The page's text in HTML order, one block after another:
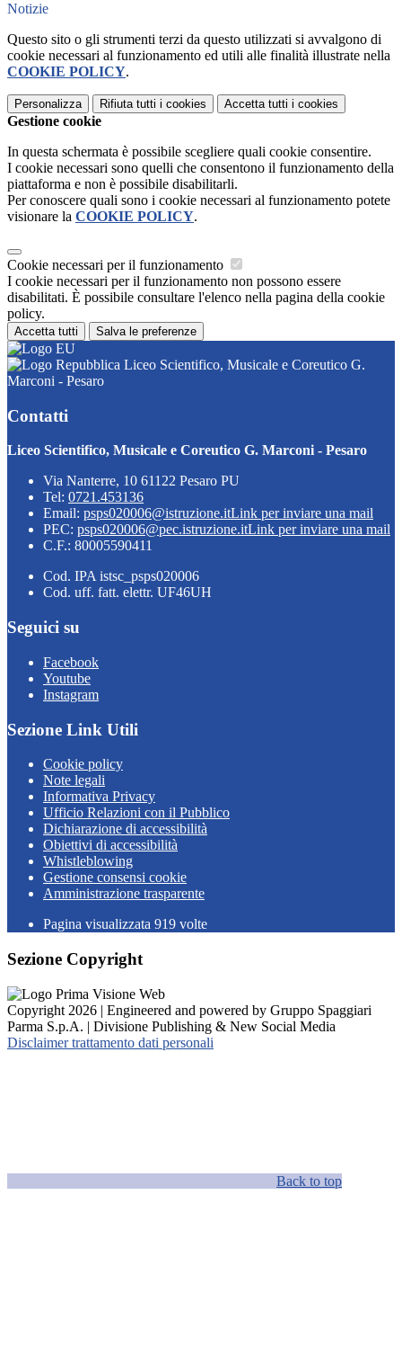
Notizie
Questo sito o gli strumenti terzi da questo utilizzati si avvalgono di
cookie necessari al funzionamento ed utili alle finalità illustrate nella
COOKIE POLICY.
Personalizza Rifiuta tutti i cookies Accetta tutti i cookies
Gestione cookie
In questa schermata è possibile scegliere quali cookie consentire.
I cookie necessari sono quelli che consentono il funzionamento della
piattaforma e non è possibile disabilitarli.
Per conoscere quali sono i cookie necessari al funzionamento potete
visionare la COOKIE POLICY.
Cookie necessari per il funzionamento
I cookie necessari per il funzionamento non possono essere
disabilitati. È possibile consultare l'elenco nella pagina della cookie
policy.
Accetta tutti Salva le preferenze
Liceo Scientifico, Musicale e Coreutico G.
Marconi - Pesaro
Contatti
Liceo Scientifico, Musicale e Coreutico G. Marconi - Pesaro
Via Nanterre, 10 61122 Pesaro PU
Tel: 0721.453136
Email: psps020006@istruzione.itLink per inviare una mail
PEC: psps020006@pec.istruzione.itLink per inviare una mail
C.F.: 80005590411
Cod. IPA istsc_psps020006
Cod. uff. fatt. elettr. UF46UH
Seguici su
Facebook
Youtube
Instagram
Sezione Link Utili
Cookie policy
Note legali
Informativa Privacy
Ufficio Relazioni con il Pubblico
Dichiarazione di accessibilità
Obiettivi di accessibilità
Whistleblowing
Gestione consensi cookie
Amministrazione trasparente
Pagina visualizzata 919 volte
Sezione Copyright
Copyright 2026 | Engineered and powered by Gruppo Spaggiari
Parma S.p.A. | Divisione Publishing & New Social Media
Disclaimer trattamento dati personali
Back to top